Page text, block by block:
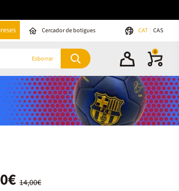
Cercador de botigues CAT CAS
Esborrar
0
14,00€